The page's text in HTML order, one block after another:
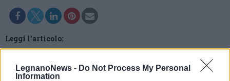
LegnanoNews - Do Not Process My Personal
Information
Leggi l'articolo:
ASD Nuotatori del Carroccio di Legnano celebrano la fine